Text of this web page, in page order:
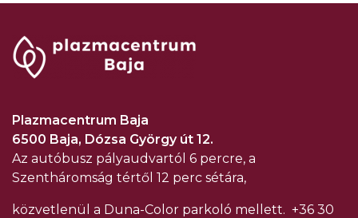
Plazmacentrum Baja
6500 Baja, Dózsa György út 12.
Az autóbusz pályaudvartól 6 percre, a
Szentháromság tértől 12 perc sétára,
közvetlenül a Duna-Color parkoló mellett. +36 30